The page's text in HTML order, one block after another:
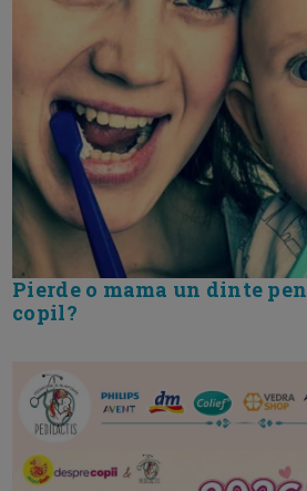
Pierde o mama un dinte
copil?